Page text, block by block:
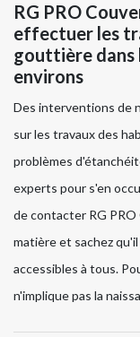
RG PRO
effectuer les
gouttière dans
environs
Des interventions de
sur les travaux des
problèmes
experts pour s'en
de contacter RG
matière et sachez
accessibles à tous.
n'implique pas la